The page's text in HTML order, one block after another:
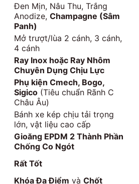
Đen Mịn, Nâu Thu, Trắng
Anodize, Champagne (Sâm
Panh)
Mở trượt/lùa 2 cánh, 3 cánh,
4 cánh
Ray Inox hoặc Ray Nhôm
Chuyên Dụng Chịu Lực
Phụ kiện Cmech, Bogo,
Sigico (Tiêu chuẩn Rãnh C
Châu Âu)
Bánh xe kép chịu tải trọng
lớn, vật liệu cao cấp
Gioăng EPDM 2 Thành Phần
Chống Co Ngót
Rất Tốt
Khóa Đa Điểm và Chốt